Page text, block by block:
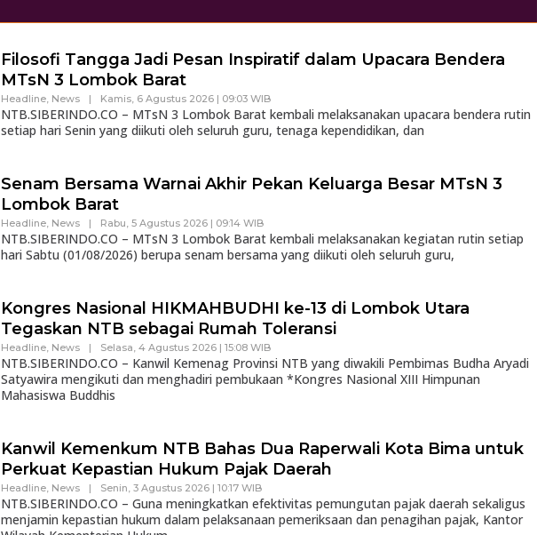
Filosofi Tangga Jadi Pesan Inspiratif dalam Upacara Bendera
MTsN 3 Lombok Barat
Headline, News | Kamis, 6 Agustus 2026 | 09:03 WIB
NTB.SIBERINDO.CO – MTsN 3 Lombok Barat kembali melaksanakan upacara bendera rutin
setiap hari Senin yang diikuti oleh seluruh guru, tenaga kependidikan, dan
Senam Bersama Warnai Akhir Pekan Keluarga Besar MTsN 3
Lombok Barat
Headline, News | Rabu, 5 Agustus 2026 | 09:14 WIB
NTB.SIBERINDO.CO – MTsN 3 Lombok Barat kembali melaksanakan kegiatan rutin setiap
hari Sabtu (01/08/2026) berupa senam bersama yang diikuti oleh seluruh guru,
Kongres Nasional HIKMAHBUDHI ke-13 di Lombok Utara
Tegaskan NTB sebagai Rumah Toleransi
Headline, News | Selasa, 4 Agustus 2026 | 15:08 WIB
NTB.SIBERINDO.CO – Kanwil Kemenag Provinsi NTB yang diwakili Pembimas Budha Aryadi
Satyawira mengikuti dan menghadiri pembukaan *Kongres Nasional XIII Himpunan
Mahasiswa Buddhis
Kanwil Kemenkum NTB Bahas Dua Raperwali Kota Bima untuk
Perkuat Kepastian Hukum Pajak Daerah
Headline, News | Senin, 3 Agustus 2026 | 10:17 WIB
NTB.SIBERINDO.CO – Guna meningkatkan efektivitas pemungutan pajak daerah sekaligus
menjamin kepastian hukum dalam pelaksanaan pemeriksaan dan penagihan pajak, Kantor